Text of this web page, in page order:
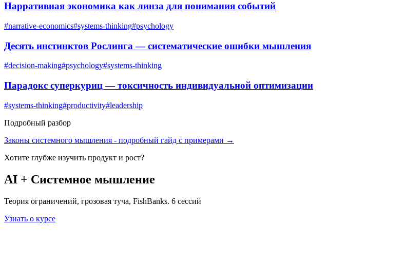
Нарративная экономика как линза для понимания событий
#narrative-economics#systems-thinking#psychology
Десять инстинктов Рослинга — систематические ошибки мышления
#decision-making#psychology#systems-thinking
Парадокс суперкуриц — токсичность индивидуальной оптимизации
#systems-thinking#productivity#leadership
Подробный разбор
Законы системного мышления - подробный гайд с примерами →
Хотите глубже изучить продукт и рост?
AI + Системное мышление
Теория ограничений, грозовая туча, FishBanks. 6 сессий
Узнать о курсе